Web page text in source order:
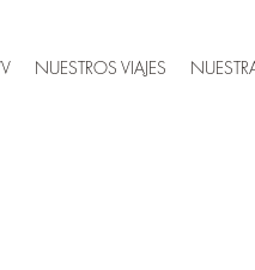
NUESTROS VIAJES